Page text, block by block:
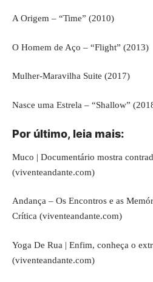
A Origem – “Time” (2010)
O Homem de Aço – “Flight” (2013)
Mulher-Maravilha Suite (2017)
Nasce uma Estrela – “Shallow”
Por último, leia mais:
Muco | Documentário mostra
(viventeandante.com)
Andança – Os Encontros e as
Crítica (viventeandante.com)
Yoga De Rua | Enfim, conheça o
(viventeandante.com)